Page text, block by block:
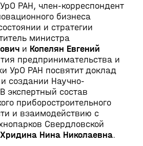
РАН, член-корреспондент
бизнеса
и стратегии
министра
и Копелян Евгений
предпринимательства и
УрО РАН посвятит доклад
создании Научно-
экспертный состав
приборостроительного
и взаимодействию с
Свердловской
Хридина Нина Николаевна.